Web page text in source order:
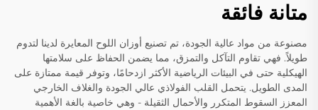
متانة فائقة
مصنوعة من مواد عالية الجودة، تم تصنيع أوزان اللوح المعايرة لدينا لتدوم
طويلاً. فهي تقاوم التآكل والتمزق، مما يضمن الحفاظ على سلامتها
الهيكلية حتى في البيئات الرياضية الأكثر ازدحامًا، وتوفر قيمة ممتازة على
المدى الطويل. يتحمل القلب الفولاذي عالي الجودة والغلاف الخارجي
المعزز السقوط المتكرر والأحمال الثقيلة - وهي خاصية بالغة الأهمية